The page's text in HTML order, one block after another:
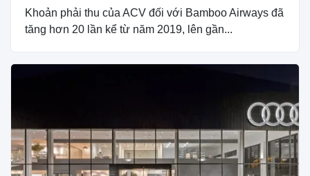
Khoản phải thu của ACV đối với Bamboo Airways đã
tăng hơn 20 lần kể từ năm 2019, lên gần...